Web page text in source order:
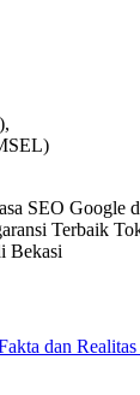
SEO Google
Terbaik
Bekasi